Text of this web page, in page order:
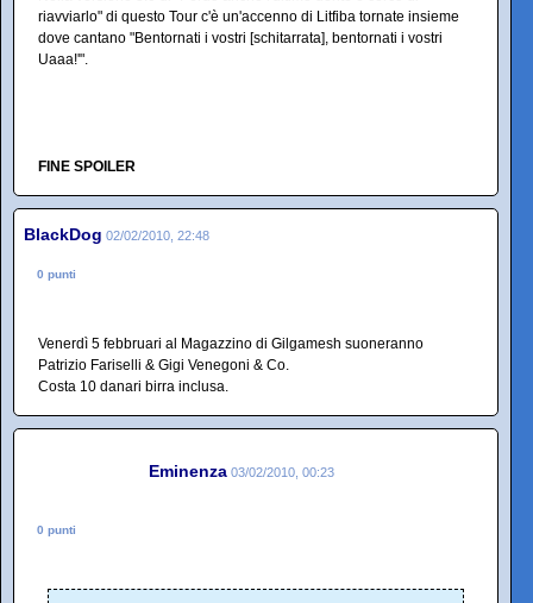
riavviarlo" di questo Tour c'è un'accenno di Litfiba tornate insieme
dove cantano "Bentornati i vostri [schitarrata], bentornati i vostri
Uaaa!'".
FINE SPOILER
BlackDog 02/02/2010, 22:48
0 punti
Venerdì 5 febbruari al Magazzino di Gilgamesh suoneranno
Patrizio Fariselli & Gigi Venegoni & Co.
Costa 10 danari birra inclusa.
Eminenza 03/02/2010, 00:23
0 punti